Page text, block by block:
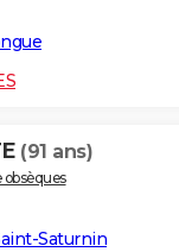
(91 ans)
Saturnin